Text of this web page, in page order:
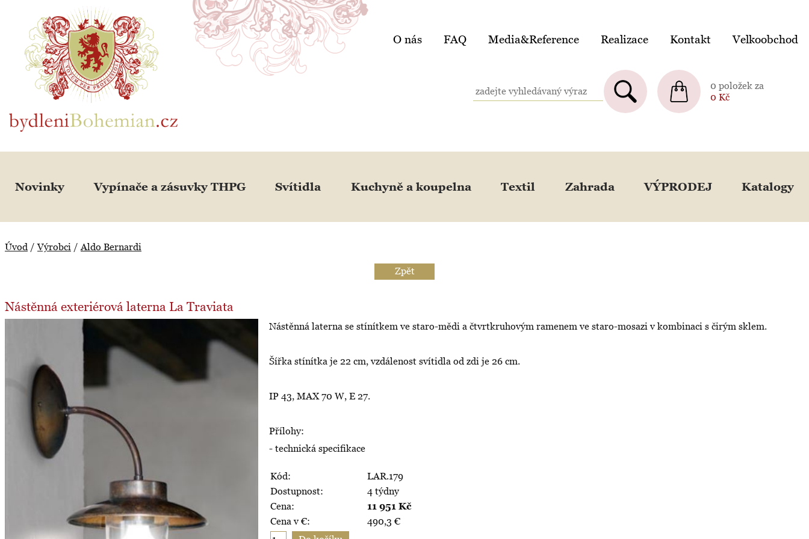
BydleniBohemian.cz
O nás FAQ Media&Reference Realizace Kontakt Velkoobchod
0 položek za
0 Kč
Novinky Vypínače a zásuvky THPG Svítidla Kuchyně a koupelna Textil Zahrada VÝPRODEJ Katalogy
Úvod /Výrobci / Aldo Bernardi
Zpět
Nástěnná exteriérová laterna La Traviata
Nástěnná laterna se stínítkem ve staro-mědi a čtvrtkruhovým ramenem ve staro-mosazi v kombinaci s čirým sklem.
Šířka stínítka je 22 cm, vzdálenost svítidla od zdi je 26 cm.
IP 43, MAX 70 W, E 27.
Přílohy:
- technická specifikace
Kód:
LAR.179
Dostupnost:
4 týdny
Cena:
11 951 Kč
Cena v €:
490,3 €